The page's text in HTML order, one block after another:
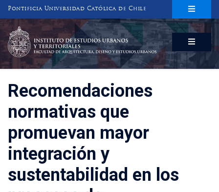
Pontificia Universidad Católica de Chile
INSTITUTO DE ESTUDIOS URBANOS
Y TERRITORIALES
FACULTAD DE ARQUITECTURA, DISEÑO Y ESTUDIOS URBANOS
Recomendaciones
normativas que
promuevan mayor
integración y
sustentabilidad en los